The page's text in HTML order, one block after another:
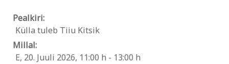
Pealkiri:
Külla tuleb Tiiu Kitsik
Millal:
E, 20. Juuli 2026, 11:00 h - 13:00 h